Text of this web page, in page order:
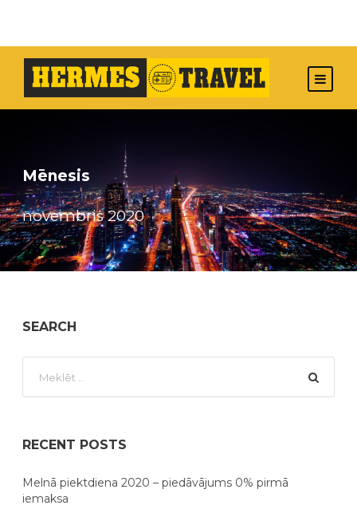
Mēnesis
novembris 2020
SEARCH
RECENT POSTS
Melnā piektdiena 2020 – piedāvājums 0% pirmā
iemaksa